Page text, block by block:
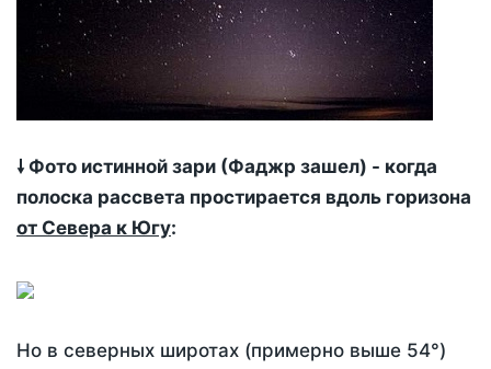
🠗 Фото истинной зари (Фаджр зашел) - когда
полоска рассвета простирается вдоль горизона
от Севера к Югу:
Но в северных широтах (примерно выше 54°)